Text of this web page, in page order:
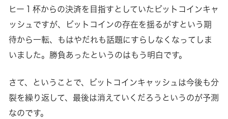
ヒー１杯からの決済を目指すとしていたビットコインキャ
ッシュですが、ビットコインの存在を揺るがすという期
待から一転、もはやだれも話題にすらしなくなってしま
いました。勝負あったというのはもう明白です。
さて、ということで、ビットコインキャッシュは今後も分
裂を繰り返して、最後は消えていくだろうというのが予測
なのです。